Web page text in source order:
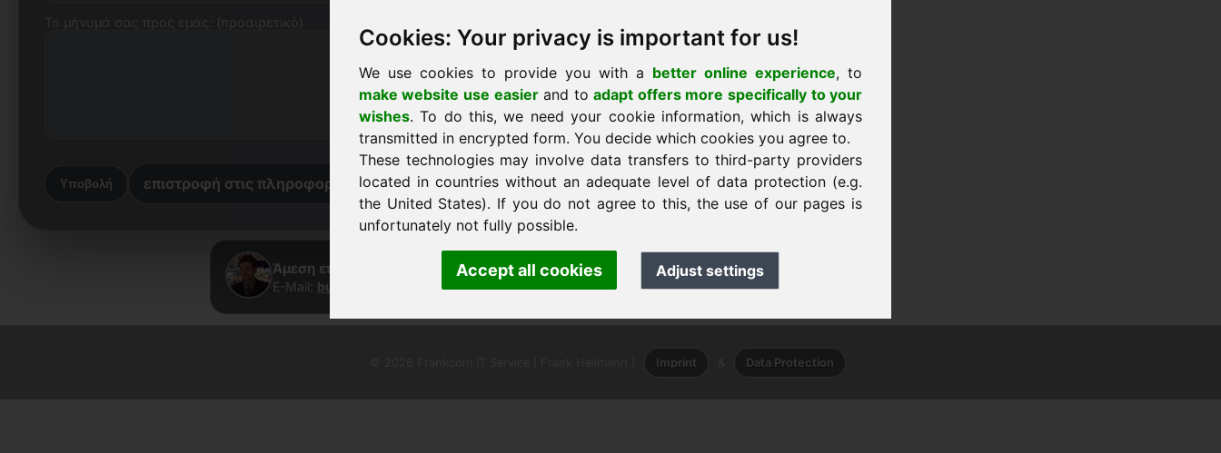
Cookies: Your privacy is important for us!
We use cookies to provide you with a better online experience, to
make website use easierand toadapt offers more specifically to your
wishes. To do this, we need your cookie information, which is always
transmitted in encrypted form. You decide which cookies you agree to.
These technologies may involve data transfers to third-party providers
located in countries without an adequate level of data protection (e.g.
the United States). If you do not agree to this, the use of our pages is
unfortunately not fully possible.
Accept all cookies Adjust settings
Το μήνυμά σας προς εμάς: (προαιρετικό)
Υποβολή επιστροφή στις πληροφορίες πίσω στην αρχική σελίδα
Άμεση επαφή · Frank Heilmann · Frankcom IT Service
E-Mail: buy@frankcom.info· Phone:+49.85389129900
Imprint Data Protection